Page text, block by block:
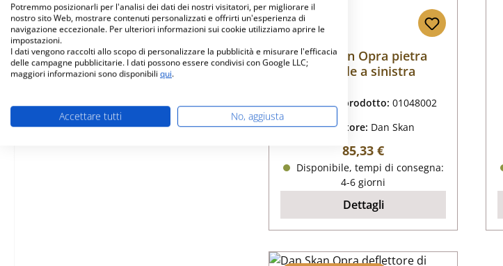
Dan Skan Opra pietra
laterale a sinistra
Numero di prodotto:01048002
Produttore: Dan Skan
Prezzo normale:
85,33 €
Disponibile, tempi di consegna:
4-6 giorni
Dettagli
Potremmo posizionarli per l'analisi dei dati dei nostri visitatori, per migliorare il
nostro sito Web, mostrare contenuti personalizzati e offrirti un'esperienza di
navigazione eccezionale. Per ulteriori informazioni sui cookie utilizziamo aprire le
impostazioni.
I dati vengono raccolti allo scopo di personalizzare la pubblicità e misurare l'efficacia
delle campagne pubblicitarie. I dati possono essere condivisi con Google LLC;
maggiori informazioni sono disponibili qui.
Accettare tutti No, aggiusta